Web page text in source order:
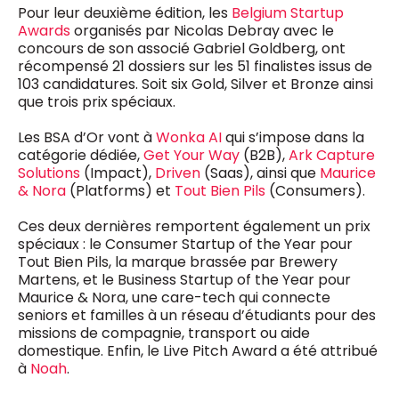
Pour leur deuxième édition, les Belgium Startup
Awardsorganisés par Nicolas Debray avec le
concours de son associé Gabriel Goldberg, ont
récompensé 21 dossiers sur les 51 finalistes issus de
103 candidatures. Soit six Gold, Silver et Bronze ainsi
que trois prix spéciaux.
Les BSA d’Or vont àWonka AIqui s’impose dans la
catégorie dédiée,Get Your Way (B2B),Ark Capture
Solutions (Impact), Driven (Saas), ainsi que Maurice
& Nora (Platforms) et Tout Bien Pils (Consumers).
Ces deux dernières remportent également un prix
spéciaux : le Consumer Startup of the Year pour
Tout Bien Pils, la marque brassée par Brewery
Martens, et le Business Startup of the Year pour
Maurice & Nora, une care-tech qui connecte
seniors et familles à un réseau d’étudiants pour des
missions de compagnie, transport ou aide
domestique. Enfin, le Live Pitch Award a été attribué
à Noah.
RECHERCHER
Managing Director
Jean-Vianney Philippe
0471 92 01 98
jeanvianney@mm.be
General Manager
Fred Bouchar
0498 88 64 89
f.bouchar@mm.be
Chief Editor
Griet Byl
0475 97 12 57
g.byl@mm.be
Chief Editor
Damien Lemaire
0477 37 31 65
d.lemaire@mm.be
Astuces :
Utilisez lesguillemets("") pour effectuer une
recherche sur les termes exacts (dans le même
ordre et à la suite).
Utilisez lesigne +pour effectuer une recherche
sur les textes comprenants l'ensemble des
termes (même dans un ordre différent ou séparé
dans le texte).
VALIDER
REJOIGNEZ-NOUS!
Abonnement d’entreprise
NOTRE CONTENU DIGITAL :
Daily
Freemium
access
5 x week
MM e - News
1 x week
MM Brunch
1 x week
MM Tech